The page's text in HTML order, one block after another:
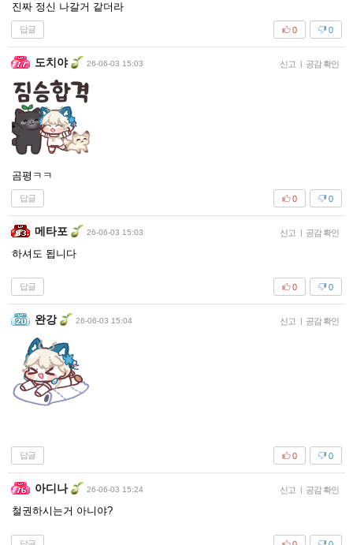
진짜 정신 나갈거 같더라
답글 0
0
도치야 26-06-03 15:03 신고 | 공감 확인
곰평ㅋㅋ
답글 0
0
메타포 26-06-03 15:03 신고 | 공감 확인
하셔도 됩니다
답글 0
0
완강 26-06-03 15:04 신고 | 공감 확인
답글 0
0
아디나 26-06-03 15:24 신고 | 공감 확인
철권하시는거 아니야?